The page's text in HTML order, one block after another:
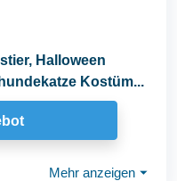
Halloween
Kostüm...
Mehr anzeigen ⏷